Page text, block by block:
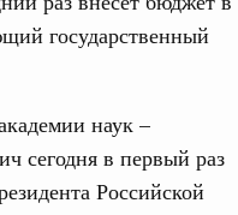
государственный
наук –
сегодня в первый раз
Российской